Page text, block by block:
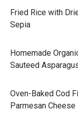
Fried Rice with
Sepia
Homemade
Sauteed
Oven-Baked Cod
Parmesan Cheese